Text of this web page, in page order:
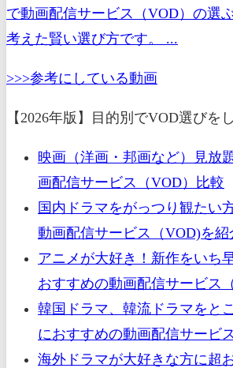
で動画配信サービス（VOD）の選
考えた賢い選び方です。 ...
>>>参考にしている動画
【2026年版】目的別でVOD選びを
映画（洋画・邦画など）見放
画配信サービス（VOD）比較
国内ドラマをがっつり観たい
動画配信サービス（VOD)を紹
アニメが大好き！新作をいち
おすすめの動画配信サービス
韓国ドラマ、韓流ドラマをと
におすすめの動画配信サービ
海外ドラマが大好きな方に超